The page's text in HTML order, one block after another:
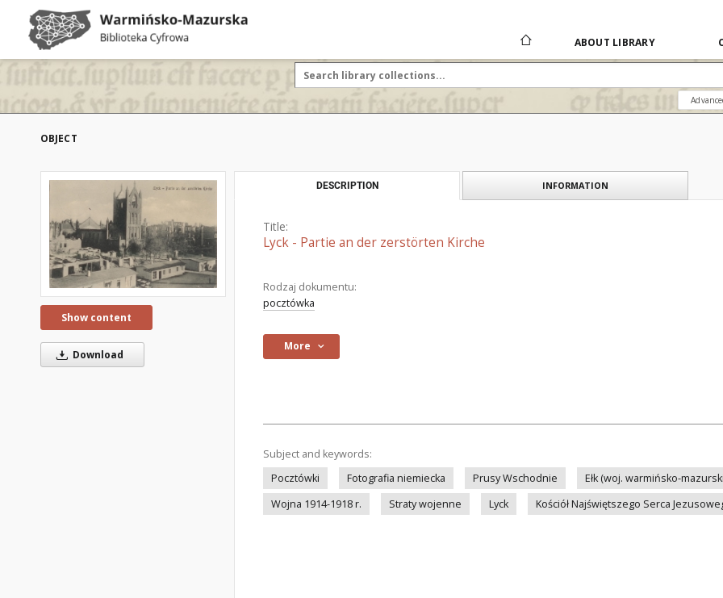
ABOUT LIBRARY
OBJECT
Show content
Download
DESCRIPTION INFORMATION
Title:
Lyck - Partie an der zerstörten Kirche
Rodzaj dokumentu:
pocztówka
More
Subject and keywords:
Pocztówki
Fotografia niemiecka Prusy Wschodnie Ełk (woj. warmińsko-
Wojna 1914-1918 r.
Straty wojenne Lyck Kościół Najświętszego Serca